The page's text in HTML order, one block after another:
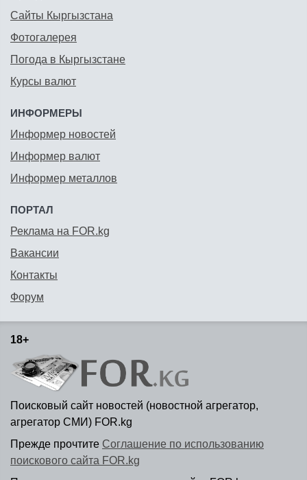
Сайты Кыргызстана
Фотогалерея
Погода в Кыргызстане
Курсы валют
ИНФОРМЕРЫ
Информер новостей
Информер валют
Информер металлов
ПОРТАЛ
Реклама на FOR.kg
Вакансии
Контакты
Форум
18+
Поисковый сайт новостей (новостной агрегатор,
агрегатор СМИ) FOR.kg
Прежде прочтите Соглашение по использованию
поискового сайта FOR.kg